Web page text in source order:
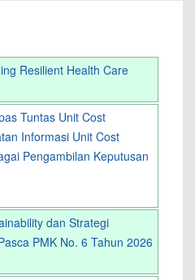
Resilient Health Care
Tuntas Unit Cost
Informasi Unit Cost
Pengambilan Keputusan
dan Strategi
PMK No. 6 Tahun 2026